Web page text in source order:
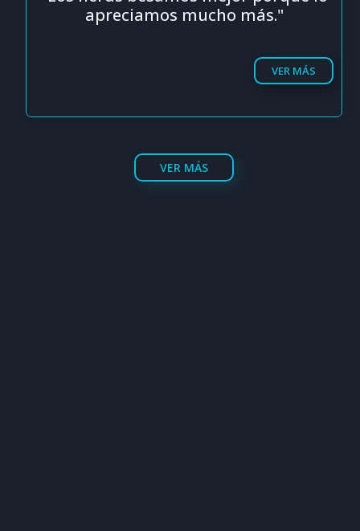
apreciamos mucho más."
VER MÁS
VER MÁS